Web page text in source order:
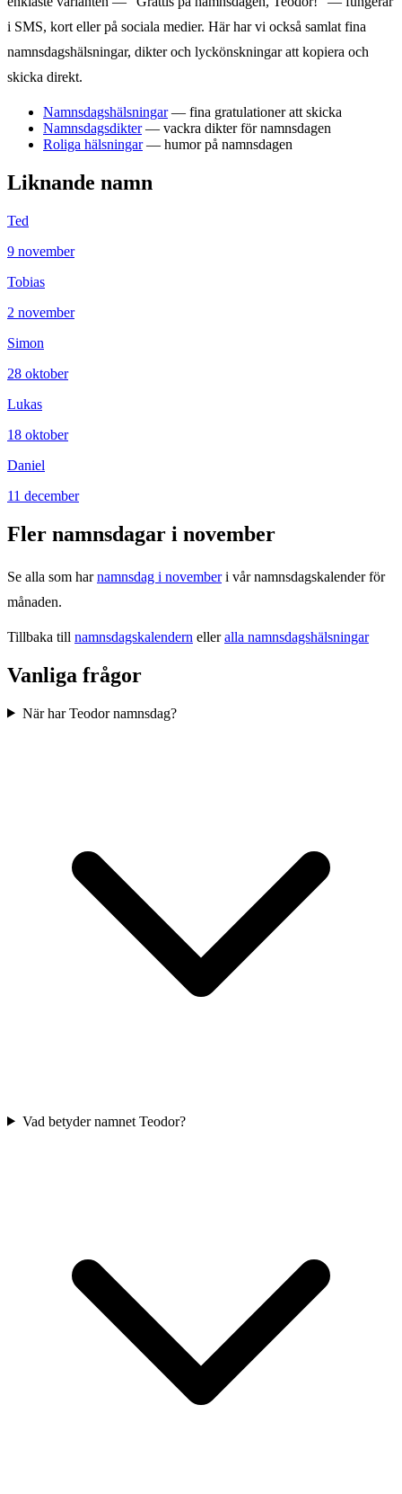
i SMS, kort eller på sociala medier. Här har vi också samlat fina
namnsdagshälsningar, dikter och lyckönskningar att kopiera och
skicka direkt.
Namnsdagshälsningar — fina gratulationer att skicka
Namnsdagsdikter— vackra dikter för namnsdagen
Roliga hälsningar— humor på namnsdagen
Liknande namn
Ted
9 november
Tobias
2 november
Simon
28 oktober
Lukas
18 oktober
Daniel
11 december
Fler namnsdagar i november
Se alla som har namnsdag i november i vår namnsdagskalender för
månaden.
Tillbaka till namnsdagskalendern elleralla namnsdagshälsningar
Vanliga frågor
När har Teodor namnsdag?
Vad betyder namnet Teodor?